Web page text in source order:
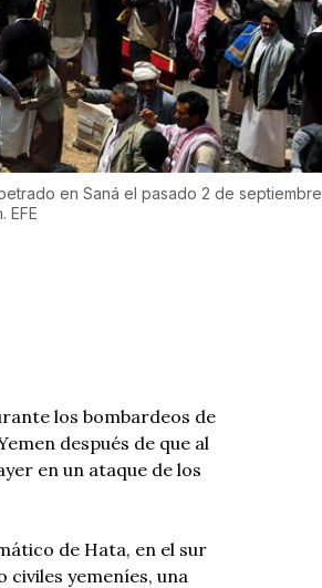
en Saná el pasado 2 de septiembre
EFE
los bombardeos de
después de que al
en un ataque de los
de Hata, en el sur
civiles yemeníes, una